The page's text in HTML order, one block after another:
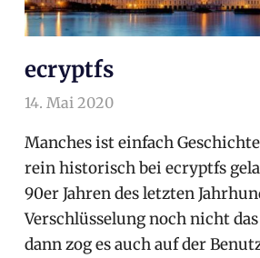
ecryptfs
14. Mai 2020
Manches ist einfach
rein historisch bei ecryptfs
90er Jahren des letzten
Verschlüsselung noch nicht
dann zog es auch auf der